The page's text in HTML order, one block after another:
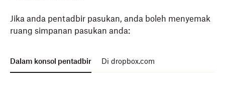
Jika anda pentadbir pasukan, anda boleh menyemak
ruang simpanan pasukan anda:
Dalam konsol pentadbir Di dropbox.com